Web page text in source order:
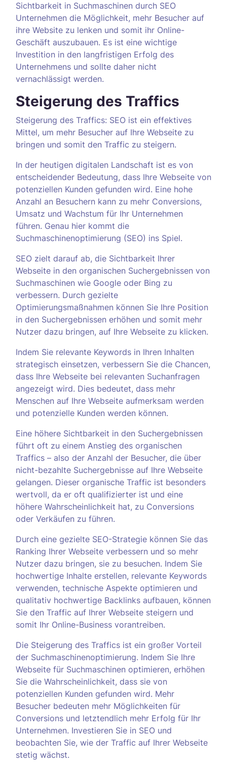
Sichtbarkeit in Suchmaschinen durch SEO
Unternehmen die Möglichkeit, mehr Besucher auf
ihre Website zu lenken und somit ihr Online-
Geschäft auszubauen. Es ist eine wichtige
Investition in den langfristigen Erfolg des
Unternehmens und sollte daher nicht
vernachlässigt werden.
Steigerung des Traffics
Steigerung des Traffics: SEO ist ein effektives
Mittel, um mehr Besucher auf Ihre Webseite zu
bringen und somit den Traffic zu steigern.
In der heutigen digitalen Landschaft ist es von
entscheidender Bedeutung, dass Ihre Webseite von
potenziellen Kunden gefunden wird. Eine hohe
Anzahl an Besuchern kann zu mehr Conversions,
Umsatz und Wachstum für Ihr Unternehmen
führen. Genau hier kommt die
Suchmaschinenoptimierung (SEO) ins Spiel.
SEO zielt darauf ab, die Sichtbarkeit Ihrer
Webseite in den organischen Suchergebnissen von
Suchmaschinen wie Google oder Bing zu
verbessern. Durch gezielte
Optimierungsmaßnahmen können Sie Ihre Position
in den Suchergebnissen erhöhen und somit mehr
Nutzer dazu bringen, auf Ihre Webseite zu klicken.
Indem Sie relevante Keywords in Ihren Inhalten
strategisch einsetzen, verbessern Sie die Chancen,
dass Ihre Webseite bei relevanten Suchanfragen
angezeigt wird. Dies bedeutet, dass mehr
Menschen auf Ihre Webseite aufmerksam werden
und potenzielle Kunden werden können.
Eine höhere Sichtbarkeit in den Suchergebnissen
führt oft zu einem Anstieg des organischen
Traffics – also der Anzahl der Besucher, die über
nicht-bezahlte Suchergebnisse auf Ihre Webseite
gelangen. Dieser organische Traffic ist besonders
wertvoll, da er oft qualifizierter ist und eine
höhere Wahrscheinlichkeit hat, zu Conversions
oder Verkäufen zu führen.
Durch eine gezielte SEO-Strategie können Sie das
Ranking Ihrer Webseite verbessern und so mehr
Nutzer dazu bringen, sie zu besuchen. Indem Sie
hochwertige Inhalte erstellen, relevante Keywords
verwenden, technische Aspekte optimieren und
qualitativ hochwertige Backlinks aufbauen, können
Sie den Traffic auf Ihrer Webseite steigern und
somit Ihr Online-Business vorantreiben.
Die Steigerung des Traffics ist ein großer Vorteil
der Suchmaschinenoptimierung. Indem Sie Ihre
Webseite für Suchmaschinen optimieren, erhöhen
Sie die Wahrscheinlichkeit, dass sie von
potenziellen Kunden gefunden wird. Mehr
Besucher bedeuten mehr Möglichkeiten für
Conversions und letztendlich mehr Erfolg für Ihr
Unternehmen. Investieren Sie in SEO und
beobachten Sie, wie der Traffic auf Ihrer Webseite
stetig wächst.